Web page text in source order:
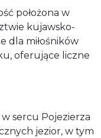
położona w
kujawsko-
dla miłośników
oferujące liczne
sercu Pojezierza
jezior, w tym